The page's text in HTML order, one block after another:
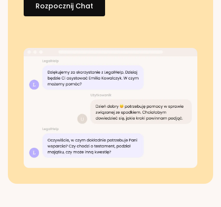
Rozpocznij Chat